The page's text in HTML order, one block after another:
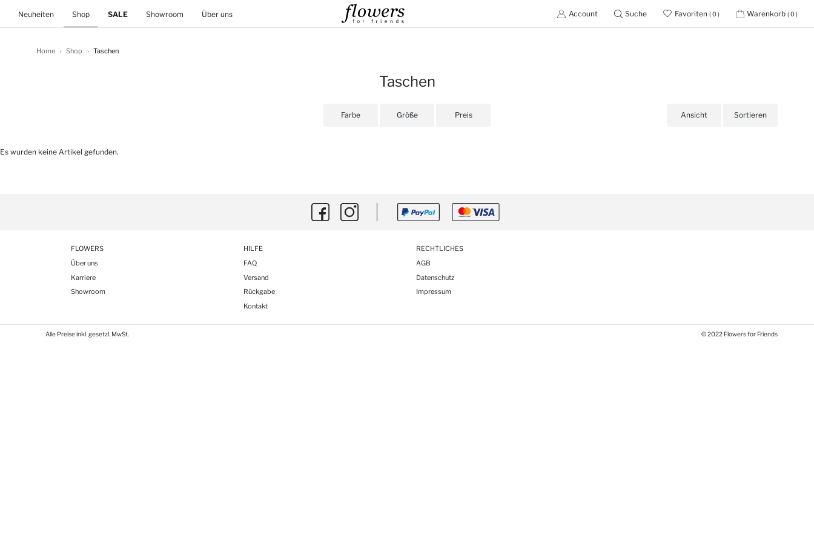
Neuheiten(current)
Shop SALE Showroom Über uns Account Suche Favoriten ( 0 ) Warenkorb ( 0 )
Home Shop Taschen
Taschen
Farbe Größe Preis Ansicht Sortieren
Es wurden keine Artikel gefunden.
FLOWERS
Über uns
Karriere
Showroom
HILFE
FAQ
Versand
Rückgabe
Kontakt
RECHTLICHES
AGB
Datenschutz
Impressum
Alle Preise inkl. gesetzl. MwSt. © 2022 Flowers for Friends